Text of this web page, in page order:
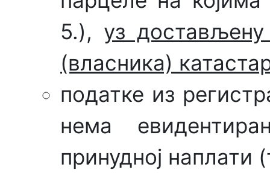
5.), уз
(власника)
податке из
нема
принудној наплати